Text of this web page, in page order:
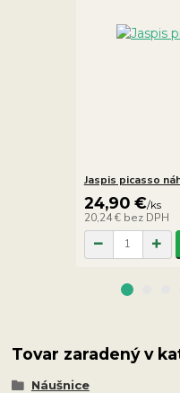
Jaspis picasso
24,90 €/ks
20,24 € bez DPH
Tovar zaradený v
Náušnice